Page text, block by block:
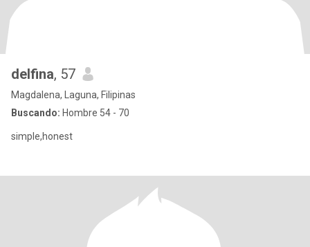
delfina, 57
Magdalena, Laguna, Filipinas
Buscando: Hombre 54 - 70
simple,honest